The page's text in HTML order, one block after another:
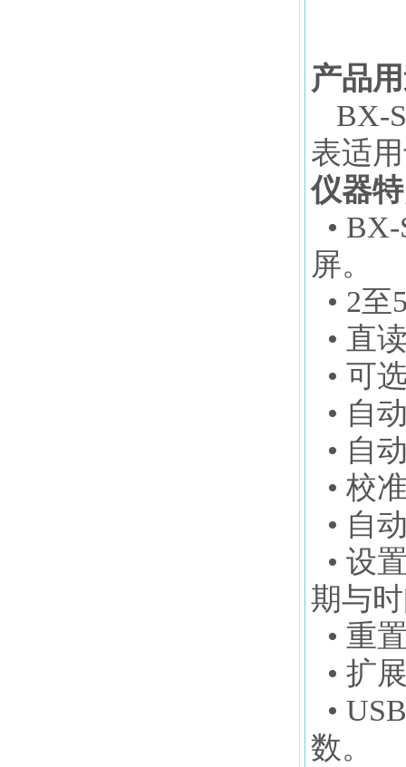
产品
BX-
表适
仪器
• BX-
屏。
• 2
• 直
• 可
• 自
• 自
• 校
• 自
• 设
期与
• 重
• 扩
•
数。